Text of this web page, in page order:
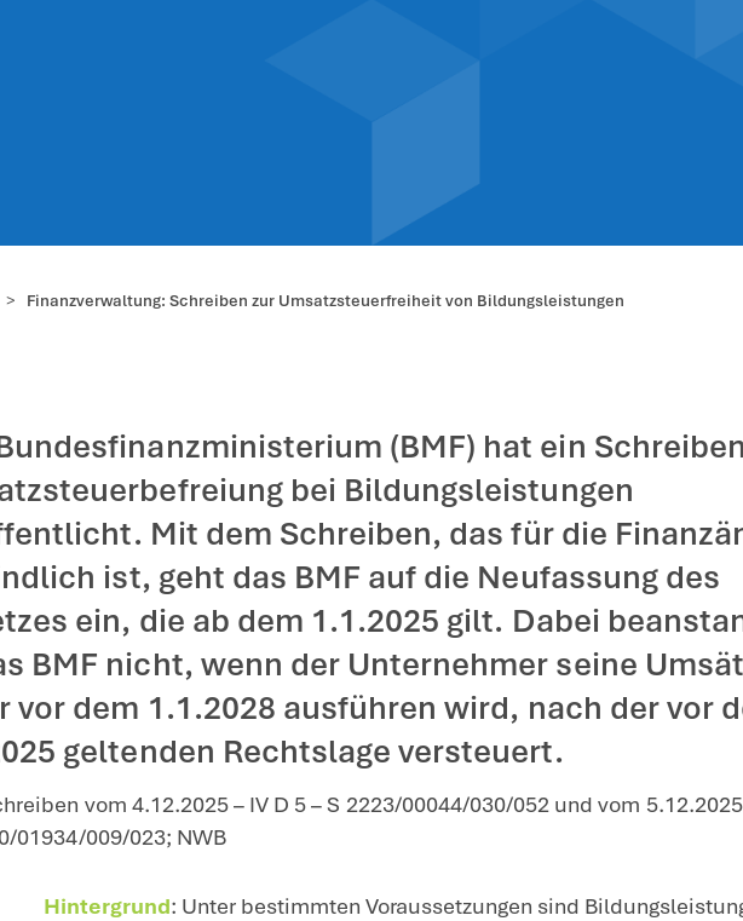
Finanzverwaltung:
Aktuelles > Finanzverwaltung: Schreiben zur Umsatzsteuerfreiheit
Das Bundesfinanzministerium
Umsatzsteuerbefreiung bei
veröffentlicht. Mit dem Schreiben,